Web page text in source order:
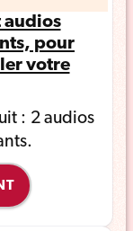
audios
pour
votre
: 2 audios